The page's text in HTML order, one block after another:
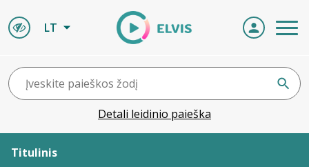
LT
Detali leidinio paieška
Titulinis